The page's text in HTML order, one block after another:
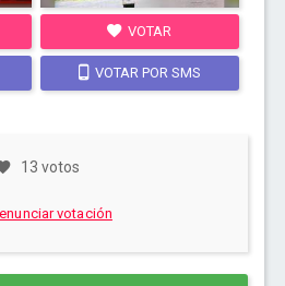
VOTAR
VOTAR POR SMS
13 votos
votación